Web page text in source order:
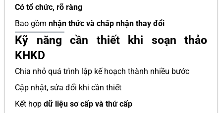
Có tổ chức, rõ ràng
Bao gồm nhận thức và chấp nhận thay đổi
Kỹ năng cần thiết khi soạn thảo
KHKD
Chia nhỏ quá trình lập kế hoạch thành nhiều bước
Cập nhật, sửa đổi khi cần thiết
Kết hợp dữ liệu sơ cấp và thứ cấp